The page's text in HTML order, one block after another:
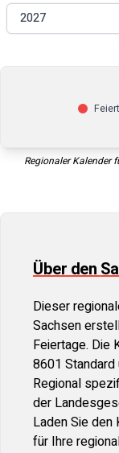
2027
Regionaler Kalender
Über den
Dieser
Sachsen
Feiertage. Die
8601 Standard
Regional
der
Laden Sie
für Ihre